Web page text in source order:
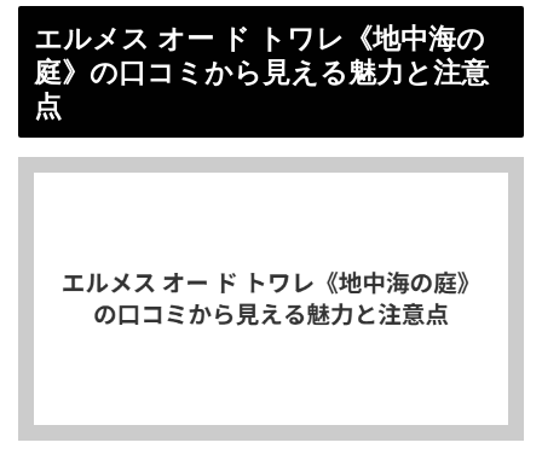
エルメス オー ド トワレ《地中海の
庭》の口コミから見える魅力と注意
点